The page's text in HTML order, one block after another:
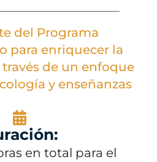
del Programa
para enriquecer la
de un enfoque
y enseñanzas
en total para el